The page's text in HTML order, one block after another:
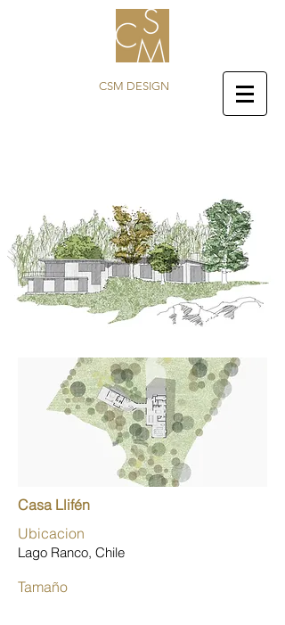
CSM DESIGN
Casa Llifén
Ubicacion
Lago Ranco, Chile
Tamaño